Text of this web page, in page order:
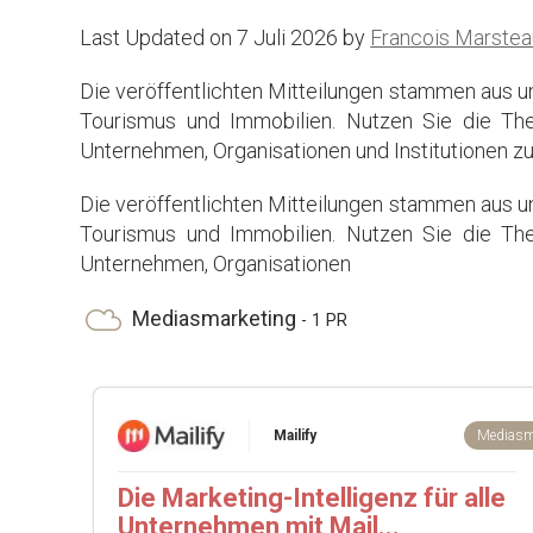
Last Updated on 7 Juli 2026 by Francois
Die veröffentlichten Mitteilungen stammen aus
Tourismus und Immobilien. Nutzen Sie die
Unternehmen, Organisationen und Institutionen
Die veröffentlichten Mitteilungen stammen aus
Tourismus und Immobilien. Nutzen Sie die
Unternehmen, Organisationen
Mediasmarketing - 1 PR
Mailify
Die Marketing-Intelligenz für alle
Unternehmen mit Mail...